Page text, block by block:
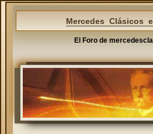
Mercedes Clásicos
El Foro de